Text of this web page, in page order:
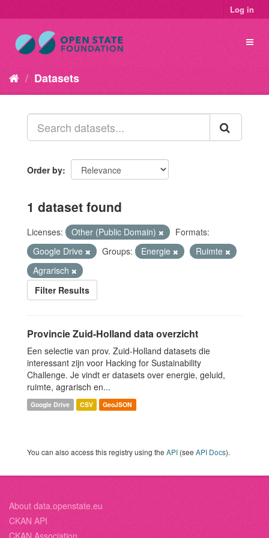
Log in
Datasets
Order by
1 dataset found
Licenses: Other (Public Domain)
Formats:
Google Drive
Groups: Energie
Ruimte
Agrarisch
Filter Results
Provincie Zuid-Holland data overzicht
Een selectie van prov. Zuid-Holland datasets die
interessant zijn voor Hacking for Sustainability
Challenge. Je vindt er datasets over energie, geluid,
ruimte, agrarisch en...
Google Drive CSV GeoJSON
You can also access this registry using the API (see API Docs).
About data.openstate.eu
CKAN API
CKAN Association